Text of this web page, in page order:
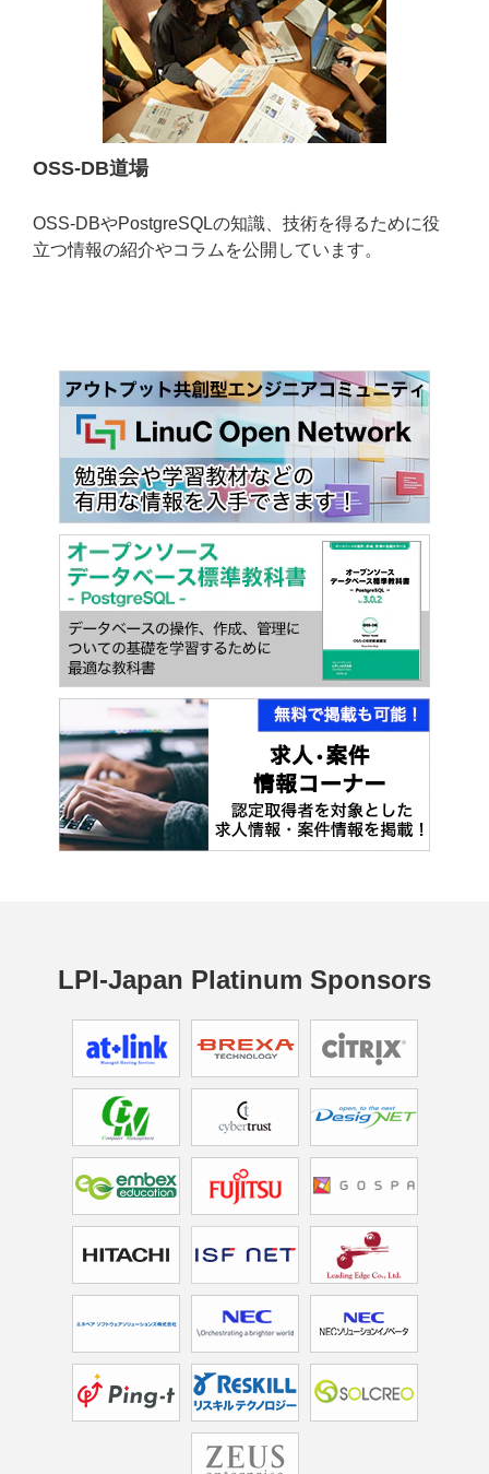
OSS-DB道場
OSS-DBやPostgreSQLの知識、技術を得るために役
立つ情報の紹介やコラムを公開しています。
LPI-Japan Platinum Sponsors